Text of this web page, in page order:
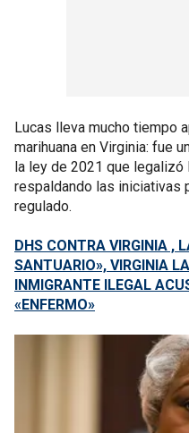
Lucas lleva mucho tiempo
marihuana en Virginia: fue
la ley de 2021 que
respaldando las iniciativas
regulado.
DHS CONTRA VIRGINIA ,
SANTUARIO», VIRGINIA
INMIGRANTE ILEGAL
«ENFERMO»